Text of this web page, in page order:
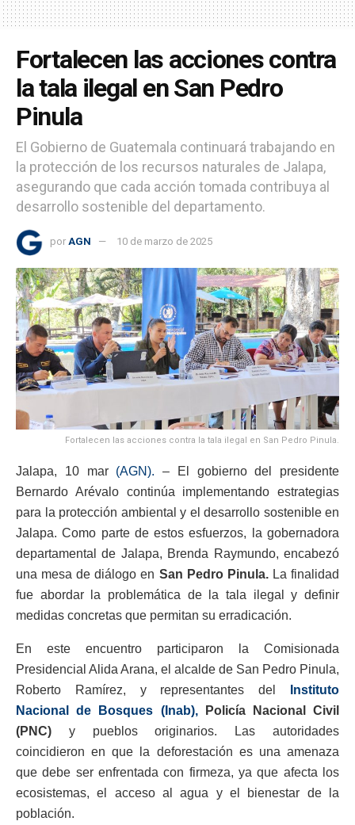
Fortalecen las acciones contra
la tala ilegal en San Pedro
Pinula
El Gobierno de Guatemala continuará trabajando en
la protección de los recursos naturales de Jalapa,
asegurando que cada acción tomada contribuya al
desarrollo sostenible del departamento.
por AGN 10 de marzo de 2025
Fortalecen las acciones contra la tala ilegal en San Pedro Pinula.
Jalapa, 10 mar (AGN). – El gobierno del presidente
Bernardo Arévalo continúa implementando estrategias
para la protección ambiental y el desarrollo sostenible en
Jalapa. Como parte de estos esfuerzos, la gobernadora
departamental de Jalapa, Brenda Raymundo, encabezó
una mesa de diálogo en San Pedro Pinula. La finalidad
fue abordar la problemática de la tala ilegal y definir
medidas concretas que permitan su erradicación.
En este encuentro participaron la Comisionada
Presidencial Alida Arana, el alcalde de San Pedro Pinula,
Roberto Ramírez, y representantes del
Instituto
Nacional de Bosques (Inab),
Policía Nacional Civil
(PNC) y pueblos originarios. Las autoridades
coincidieron en que la deforestación es una amenaza
que debe ser enfrentada con firmeza, ya que afecta los
ecosistemas, el acceso al agua y el bienestar de la
población.